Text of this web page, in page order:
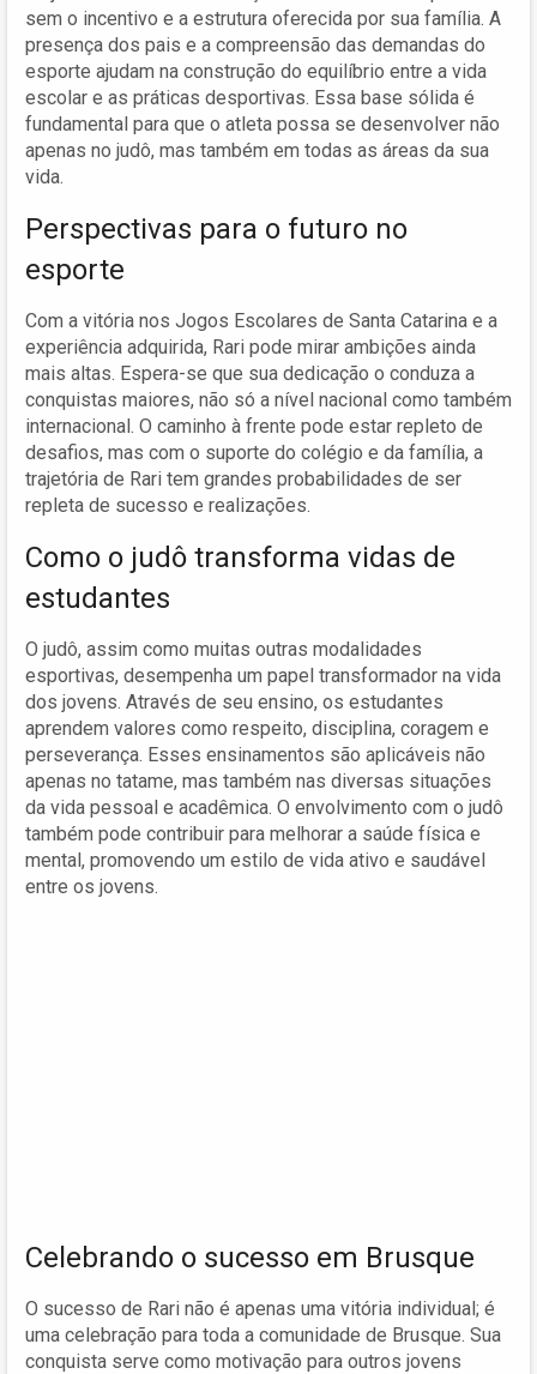
sem o incentivo e a estrutura oferecida por sua família. A
presença dos pais e a compreensão das demandas do
esporte ajudam na construção do equilíbrio entre a vida
escolar e as práticas desportivas. Essa base sólida é
fundamental para que o atleta possa se desenvolver não
apenas no judô, mas também em todas as áreas da sua
vida.
Perspectivas para o futuro no
esporte
Com a vitória nos Jogos Escolares de Santa Catarina e a
experiência adquirida, Rari pode mirar ambições ainda
mais altas. Espera-se que sua dedicação o conduza a
conquistas maiores, não só a nível nacional como também
internacional. O caminho à frente pode estar repleto de
desafios, mas com o suporte do colégio e da família, a
trajetória de Rari tem grandes probabilidades de ser
repleta de sucesso e realizações.
Como o judô transforma vidas de
estudantes
O judô, assim como muitas outras modalidades
esportivas, desempenha um papel transformador na vida
dos jovens. Através de seu ensino, os estudantes
aprendem valores como respeito, disciplina, coragem e
perseverança. Esses ensinamentos são aplicáveis não
apenas no tatame, mas também nas diversas situações
da vida pessoal e acadêmica. O envolvimento com o judô
também pode contribuir para melhorar a saúde física e
mental, promovendo um estilo de vida ativo e saudável
entre os jovens.
Celebrando o sucesso em Brusque
O sucesso de Rari não é apenas uma vitória individual; é
uma celebração para toda a comunidade de Brusque. Sua
conquista serve como motivação para outros jovens